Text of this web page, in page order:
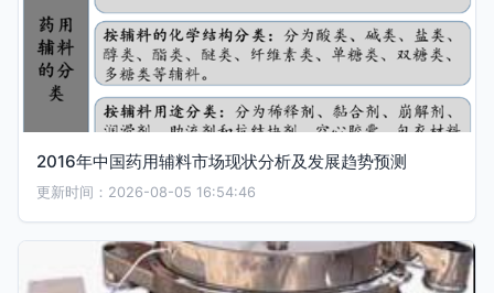
2016年中国药用辅料市场现状分析及发展趋势预测
更新时间：2026-08-05 16:54:46